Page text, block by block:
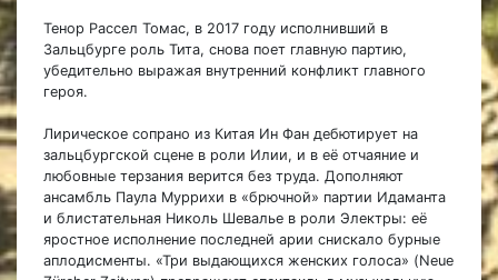
Тенор Рассел Томас, в 2017 году исполнивший в
Зальцбурге роль Тита, снова поет главную партию,
убедительно выражая внутренний конфликт главного
героя.
Лирическое сопрано из Китая Ин Фан дебютирует на
зальцбургской сцене в роли Илии, и в её отчаяние и
любовные терзания верится без труда. Дополняют
ансамбль Паула Муррихи в «брючной» партии Идаманта
и блистательная Николь Шевалье в роли Электры: её
яростное исполнение последней арии снискало бурные
аплодисменты. «Три выдающихся женских голоса» (Neue